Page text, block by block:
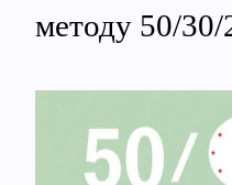
методу 50/30/